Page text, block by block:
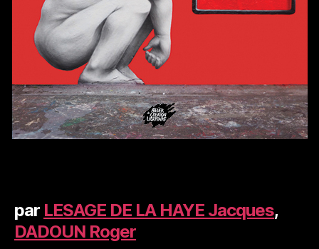
par LESAGE DE LA HAYE Jacques,
DADOUN Roger